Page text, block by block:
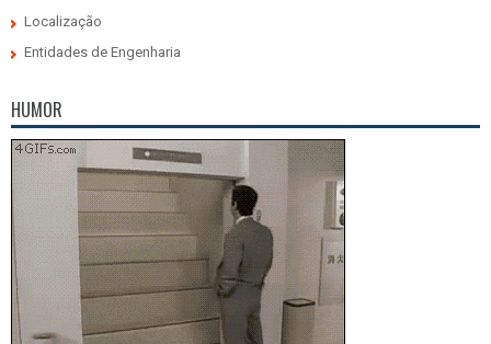
Localização
Entidades de Engenharia
HUMOR